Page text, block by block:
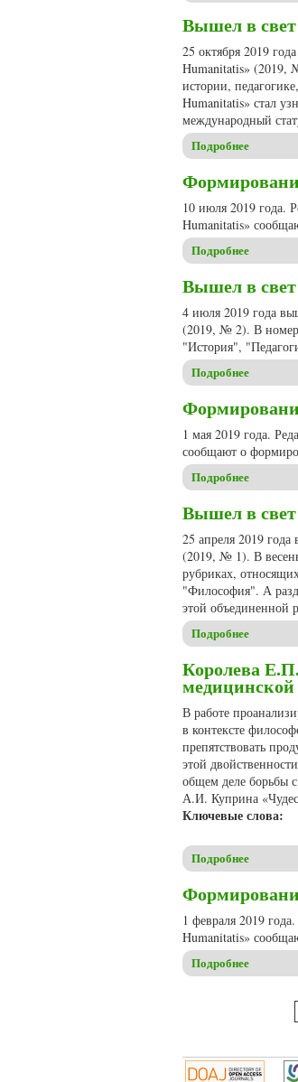
Вышел в
25 октября 2019
Humanitatis» (2019,
истории,
Humanitatis» стал
международный
Подробнее
10 июля 2019 года.
Humanitatis»
Подробнее
Вышел в
4 июля 2019 года
(2019, № 2). В
"История",
Подробнее
1 мая 2019 года.
сообщают о
Подробнее
Вышел в
25 апреля 2019
(2019, № 1). В
рубриках,
"Философия". А
этой объединенной
Подробнее
Королева
В работе
в контексте
препятствовать
этой
общем деле борьбы
А.И. Куприна
Ключевые слова:
Подробнее
1 февраля 2019
Humanitatis»
Подробнее